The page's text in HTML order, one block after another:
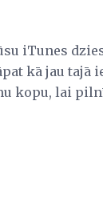
iTunes
kā jau tajā
kopu, lai